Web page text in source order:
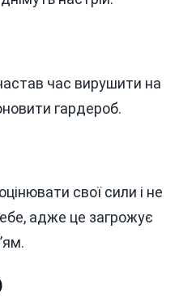
час вирушити на
гардероб.
свої сили і не
адже це загрожує